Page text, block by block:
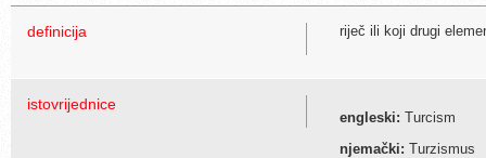
definicija riječ ili koji drugi
istovrijednice
engleski: Turcism
njemački: Turzismus